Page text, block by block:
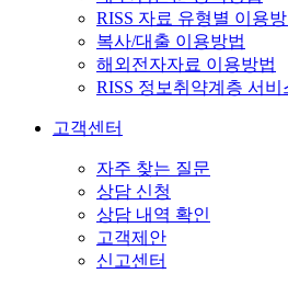
RISS 자료 유형별 이용
복사/대출 이용방법
해외전자자료 이용방법
RISS 정보취약계층 서비
고객센터
자주 찾는 질문
상담 신청
상담 내역 확인
고객제안
신고센터